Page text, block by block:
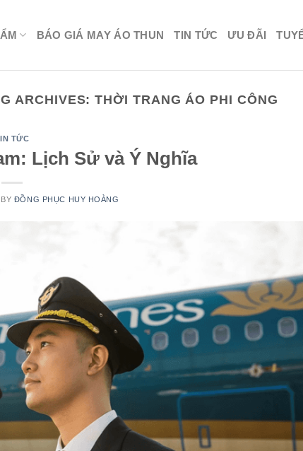
BÁO GIÁ MAY ÁO THUN TIN TỨC ƯU ĐÃI
ARCHIVES:THỜI TRANG ÁO PHI CÔNG
TỨC
Lịch Sử và Ý Nghĩa
BY ĐỒNG PHỤC HUY HOÀNG